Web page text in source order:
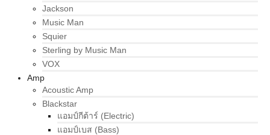
Jackson
Music Man
Squier
Sterling by Music Man
VOX
Amp
Acoustic Amp
Blackstar
แอมป์กีต้าร์ (Electric)
แอมป์เบส (Bass)